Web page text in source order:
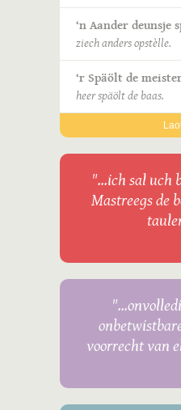
‘n Aander deunsje
ziech anders opstèlle.
‘r Späölt de
heer späölt de baas.
"...ich sal uch
Mastreegs de
voorrecht van